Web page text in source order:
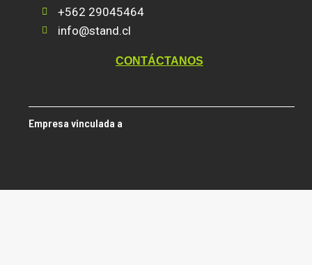
+562 29045464
info@stand.cl
CONTÁCTANOS
Empresa vinculada a